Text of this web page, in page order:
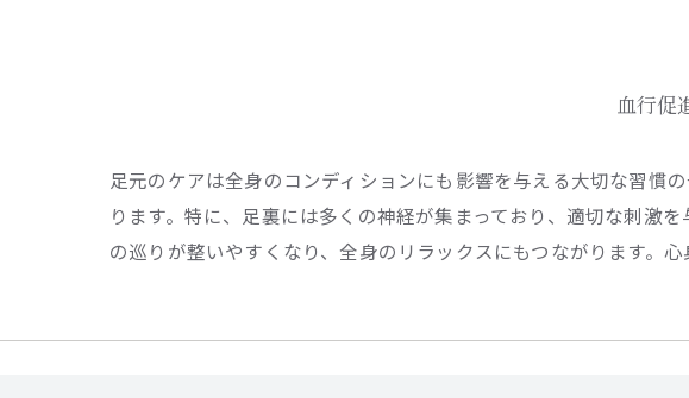
血行促
足元のケアは全身のコンディションにも影響を与える大切な習慣
ります。特に、足裏には多くの神経が集まっており、適切な刺激
の巡りが整いやすくなり、全身のリラックスにもつながります。